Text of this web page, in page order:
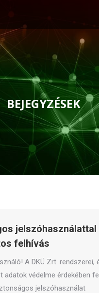
BEJEGYZÉSEK
You are here:
jelszóhasználattal
felhívás
A DKÜ Zrt. rendszerei,
adatok védelme érdekében
jelszóhasználat